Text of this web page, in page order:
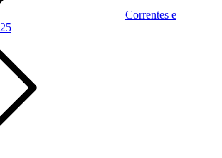
Correntes e